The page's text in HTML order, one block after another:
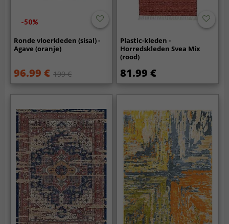
-50%
Ronde vloerkleden (sisal) -
Agave (oranje)
96.99 € 199 €
Plastic-kleden -
Horredskleden Svea Mix
(rood)
81.99 €